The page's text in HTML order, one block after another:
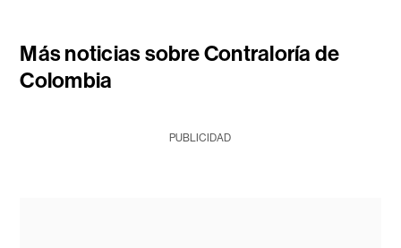
Más noticias sobre Contraloría de
Colombia
PUBLICIDAD